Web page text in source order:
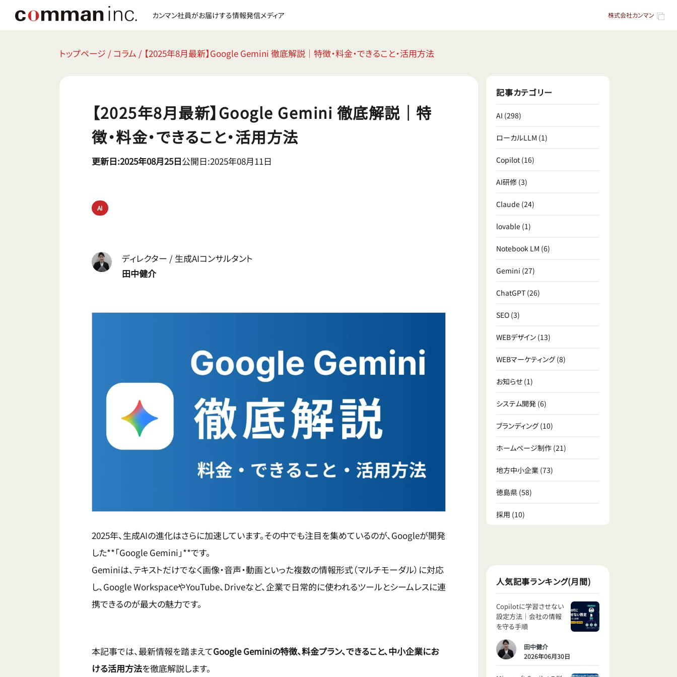
カンマン社員がお届けする情報発信メディア 株式会社カンマン
トップページ / コラム / 【2025年8月最新】Google Gemini 徹底解説｜特徴・料金・できること・活用方法
【2025年8月最新】Google Gemini 徹底解説｜特
徴・料金・できること・活用方法
更新日:2025年08月25日公開日:2025年08月11日
AI
ディレクター / 生成AIコンサルタント
田中健介
2025年、生成AIの進化はさらに加速しています。その中でも注目を集めているのが、Googleが開発
した**「Google Gemini」**です。
Geminiは、テキストだけでなく画像・音声・動画といった複数の情報形式（マルチモーダル）に対応
し、Google WorkspaceやYouTube、Driveなど、企業で日常的に使われるツールとシームレスに連
携できるのが最大の魅力です。
本記事では、最新情報を踏まえてGoogle Geminiの特徴、料金プラン、できること、中小企業にお
ける活用方法を徹底解説します。
記事カテゴリー
AI (298)
ローカルLLM (1)
Copilot (16)
AI研修 (3)
Claude (24)
lovable (1)
Notebook LM (6)
Gemini (27)
ChatGPT (26)
SEO (3)
WEBデザイン (13)
WEBマーケティング(8)
お知らせ (1)
システム開発 (6)
ブランディング(10)
ホームページ制作 (21)
地方中小企業 (73)
徳島県 (58)
採用 (10)
人気記事ランキング(月間)
Copilotに学習させない
設定方法｜会社の情報
を守る手順
田中健介
2026年06月30日